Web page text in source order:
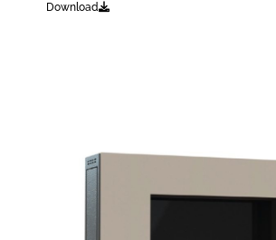
Download